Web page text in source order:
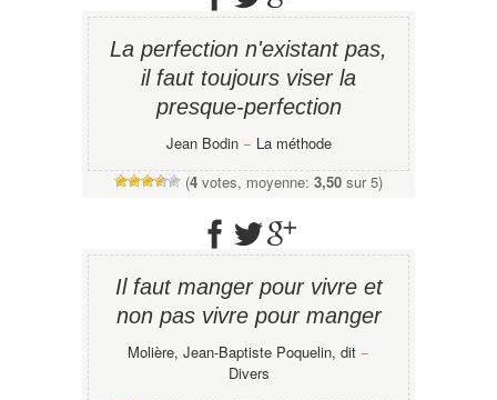
La perfection n'existant pas,
il faut toujours viser la
presque-perfection
Jean Bodin− La méthode
(4 votes, moyenne: 3,50 sur 5)
Il faut manger pour vivre et
non pas vivre pour manger
Molière, Jean-Baptiste Poquelin, dit −
Divers